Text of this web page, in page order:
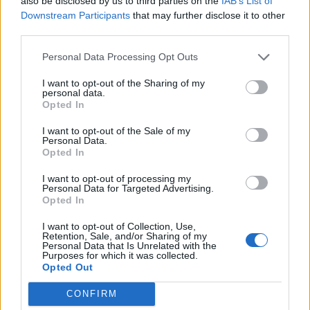
Downstream Participants that may further disclose it to other
Personal Data Processing Opt Outs
I want to opt-out of the Sharing of my
personal data.
Opted In
I want to opt-out of the Sale of my
Personal Data.
Opted In
I want to opt-out of processing my
Personal Data for Targeted Advertising.
Opted In
I want to opt-out of Collection, Use,
Retention, Sale, and/or Sharing of my
Personal Data that Is Unrelated with the
Purposes for which it was collected.
Opted Out
CONFIRM
Sutinku sutaisyklėmis
reCAPTCHA and the Google
Privacy Policy
Terms of
Serviceapply.